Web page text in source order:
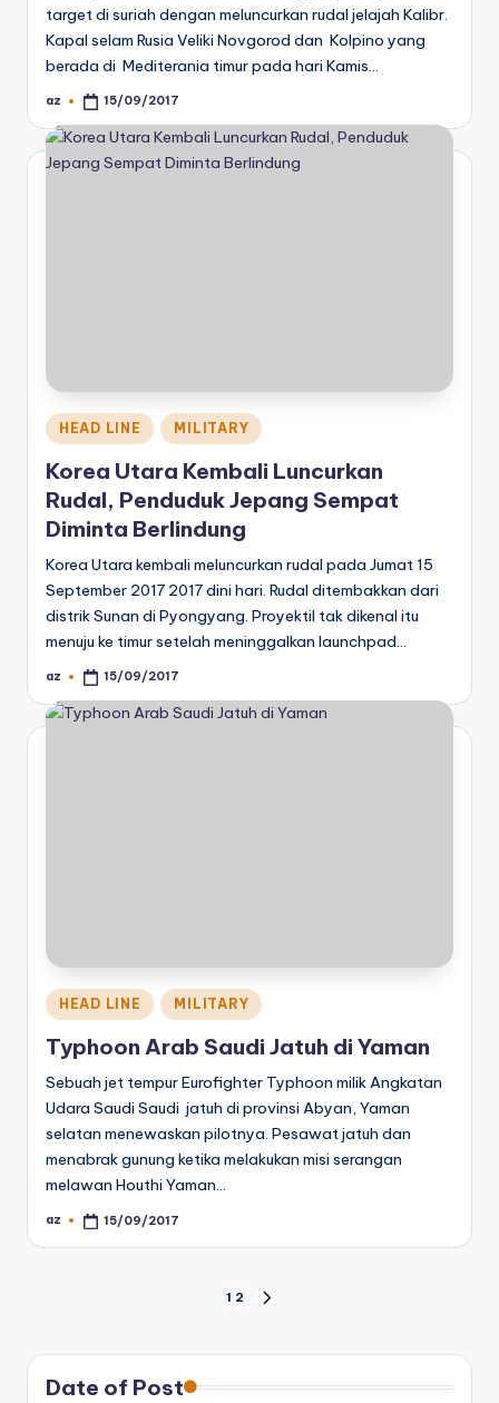
target di suriah dengan meluncurkan rudal jelajah Kalibr.
Kapal selam Rusia Veliki Novgorod dan Kolpino yang
berada di Mediterania timur pada hari Kamis…
Posted
az 15/09/2017
Posted
in
HEAD LINE MILITARY
Korea Utara Kembali Luncurkan
Rudal, Penduduk Jepang Sempat
Diminta Berlindung
Korea Utara kembali meluncurkan rudal pada Jumat 15
September 2017 2017 dini hari. Rudal ditembakkan dari
distrik Sunan di Pyongyang. Proyektil tak dikenal itu
menuju ke timur setelah meninggalkan launchpad…
Posted
az 15/09/2017
Posted
in
HEAD LINE MILITARY
Typhoon Arab Saudi Jatuh di Yaman
Sebuah jet tempur Eurofighter Typhoon milik Angkatan
Udara Saudi Saudi jatuh di provinsi Abyan, Yaman
selatan menewaskan pilotnya. Pesawat jatuh dan
menabrak gunung ketika melakukan misi serangan
melawan Houthi Yaman…
Posted
az 15/09/2017
pagination
1 2
Date of Post